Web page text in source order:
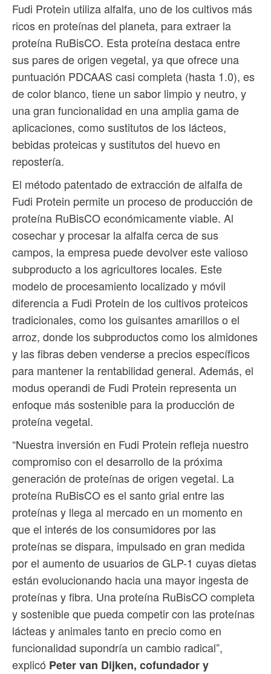
Fudi Protein utiliza alfalfa, uno de los cultivos más
ricos en proteínas del planeta, para extraer la
proteína RuBisCO. Esta proteína destaca entre
sus pares de origen vegetal, ya que ofrece una
puntuación PDCAAS casi completa (hasta 1.0), es
de color blanco, tiene un sabor limpio y neutro, y
una gran funcionalidad en una amplia gama de
aplicaciones, como sustitutos de los lácteos,
bebidas proteicas y sustitutos del huevo en
repostería.
El método patentado de extracción de alfalfa de
Fudi Protein permite un proceso de producción de
proteína RuBisCO económicamente viable. Al
cosechar y procesar la alfalfa cerca de sus
campos, la empresa puede devolver este valioso
subproducto a los agricultores locales. Este
modelo de procesamiento localizado y móvil
diferencia a Fudi Protein de los cultivos proteicos
tradicionales, como los guisantes amarillos o el
arroz, donde los subproductos como los almidones
y las fibras deben venderse a precios específicos
para mantener la rentabilidad general. Además, el
modus operandi de Fudi Protein representa un
enfoque más sostenible para la producción de
proteína vegetal.
“Nuestra inversión en Fudi Protein refleja nuestro
compromiso con el desarrollo de la próxima
generación de proteínas de origen vegetal. La
proteína RuBisCO es el santo grial entre las
proteínas y llega al mercado en un momento en
que el interés de los consumidores por las
proteínas se dispara, impulsado en gran medida
por el aumento de usuarios de GLP-1 cuyas dietas
están evolucionando hacia una mayor ingesta de
proteínas y fibra. Una proteína RuBisCO completa
y sostenible que pueda competir con las proteínas
lácteas y animales tanto en precio como en
funcionalidad supondría un cambio radical”,
explicó Peter van Dijken, cofundador y